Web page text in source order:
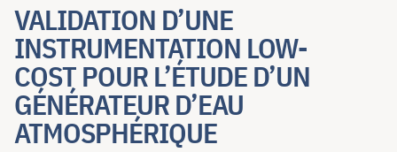
VALIDATION D’UNE
INSTRUMENTATION LOW-
COST POUR L’ÉTUDE D’UN
GÉNÉRATEUR D’EAU
ATMOSPHÉRIQUE